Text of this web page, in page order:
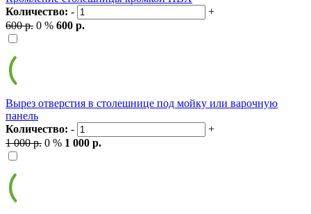
Количество: -
+
600 р. 0 % 600 р.
Вырез отверстия в столешнице под мойку или варочную
панель
Количество: -
+
1 000 р. 0 % 1 000 р.